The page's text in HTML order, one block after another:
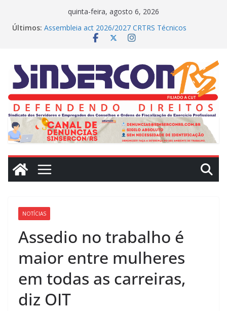
para
quinta-feira, agosto 6, 2026
Últimos: Assembleia act 2026/2027 CRTRS Técnicos
HOJE(22)
Dissídio 2025
PROTESTO JUDICIAL
NOTÍCIAS
Assedio no trabalho é
maior entre mulheres
em todas as carreiras,
diz OIT